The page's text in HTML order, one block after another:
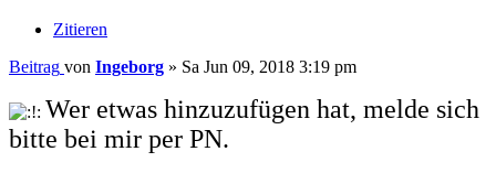
Zitieren
Beitrag von Ingeborg » Sa Jun 09, 2018 3:19 pm
Wer etwas hinzuzufügen hat, melde sich
bitte bei mir per PN.